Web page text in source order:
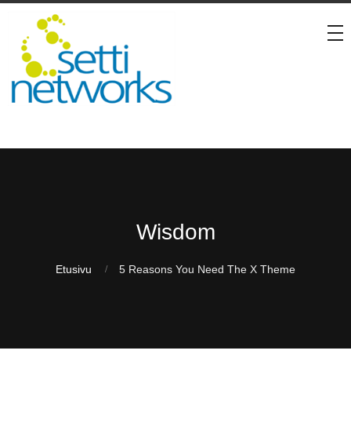
Wisdom
Etusivu 5 Reasons You Need The X Theme